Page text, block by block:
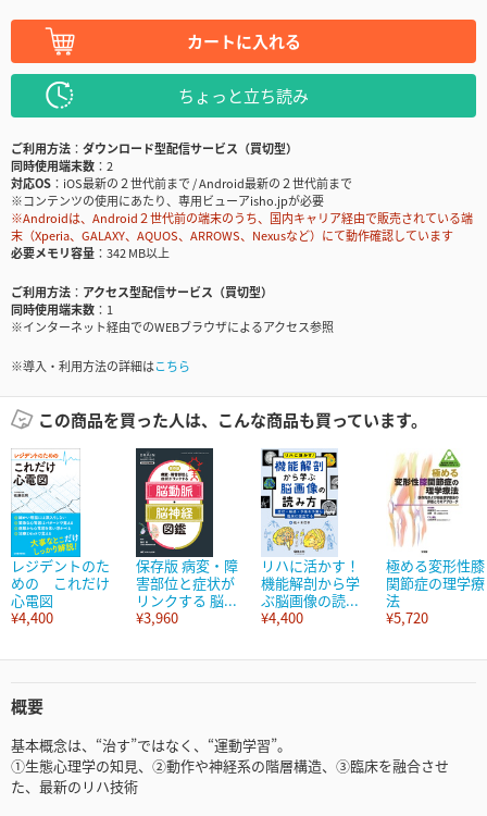
カートに入れる
ちょっと立ち読み
ご利用方法
ダウンロード型配信サービス（買切型）
同時使用端末数
2
対応OS
iOS最新の２世代前まで / Android最新の２世代前まで
※コンテンツの使用にあたり、専用ビューアisho.jpが必要
※Androidは、Android２世代前の端末のうち、国内キャリア経由で販売されている端
末（Xperia、GALAXY、AQUOS、ARROWS、Nexusなど）にて動作確認しています
必要メモリ容量
342 MB以上
ご利用方法
アクセス型配信サービス（買切型）
同時使用端末数
1
※インターネット経由でのWEBブラウザによるアクセス参照
※導入・利用方法の詳細はこちら
この商品を買った人は、こんな商品も買っています。
レジデントのた
めの これだけ
心電図
¥4,400
保存版 病変・障
害部位と症状が
リンクする 脳...
¥3,960
リハに活かす！
機能解剖から学
ぶ脳画像の読...
¥4,400
極める変形性膝
関節症の理学療
法
¥5,720
概要
基本概念は、“治す”ではなく、“運動学習”。
①生態心理学の知見、②動作や神経系の階層構造、③臨床を融合させ
た、最新のリハ技術